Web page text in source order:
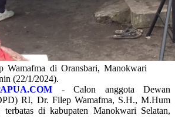
Wamafma di Oransbari, Manokwari
(22/1/2024).
-Calon anggota Dewan
RI, Dr. Filep Wamafma, S.H., M.Hum
terbatas di kabupaten Manokwari Selatan,